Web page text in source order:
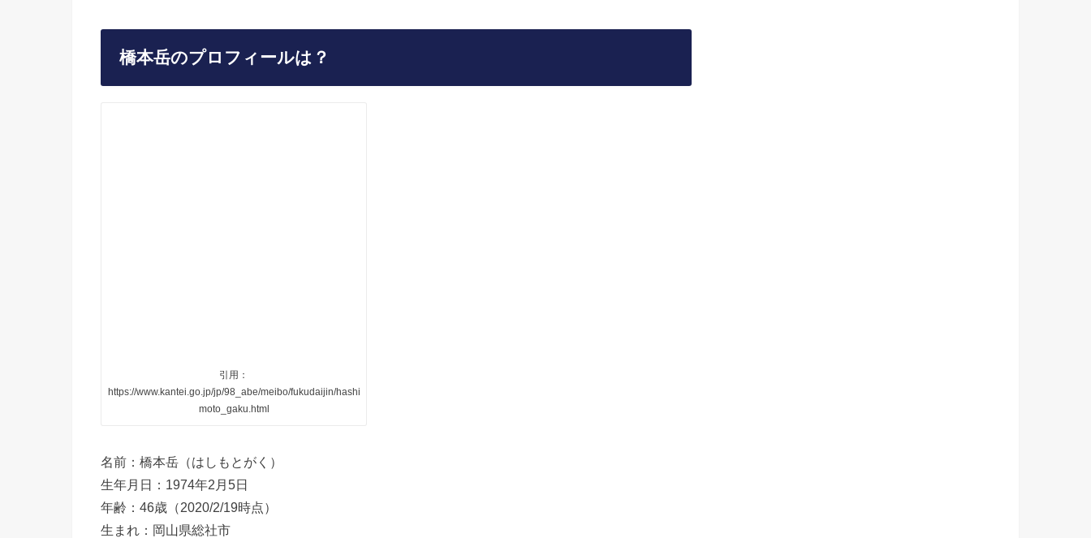
橋本岳のプロフィールは？
引用：
https://www.kantei.go.jp/jp/98_abe/meibo/fukudaijin/hashi
moto_gaku.html
名前：橋本岳（はしもとがく）
生年月日：1974年2月5日
年齢：46歳（2020/2/19時点）
生まれ：岡山県総社市